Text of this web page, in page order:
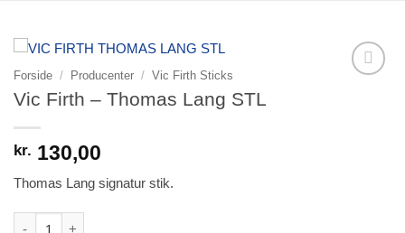
Forside / Producenter / Vic Firth Sticks
Vic Firth – Thomas Lang STL
kr. 130,00
Thomas Lang signatur stik.